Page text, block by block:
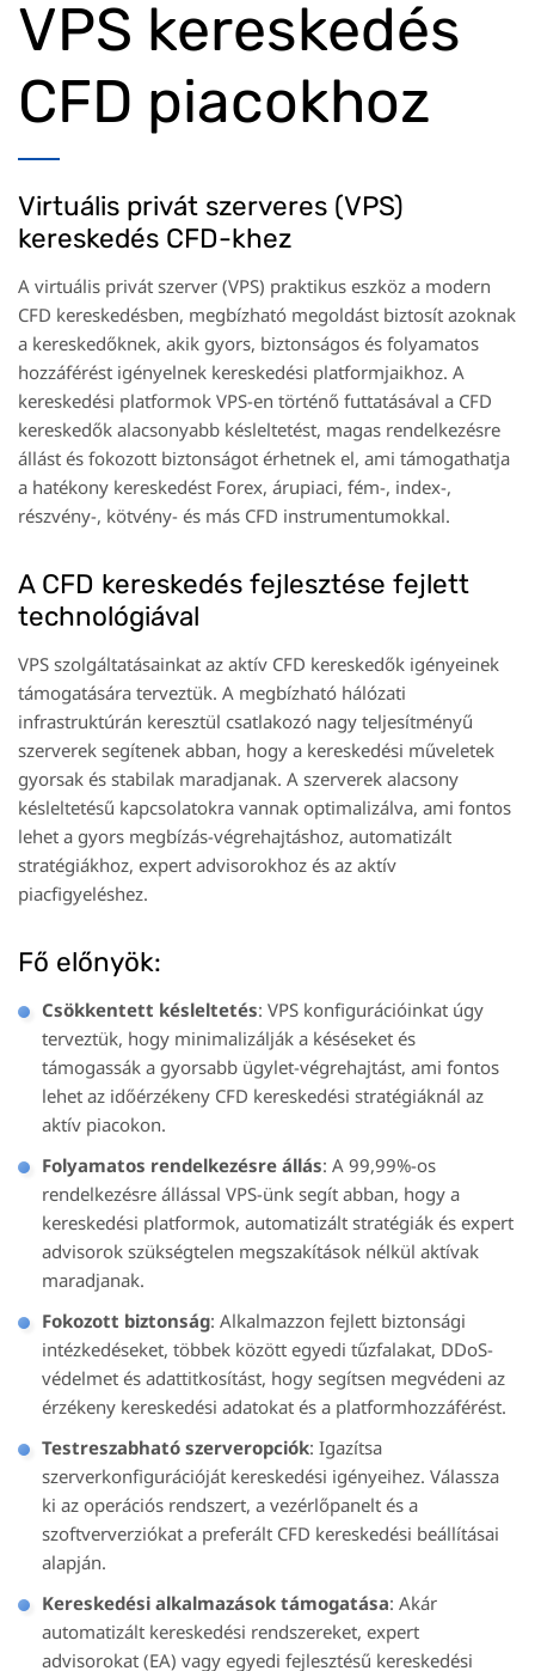
VPS kereskedés
CFD piacokhoz
Virtuális privát szerveres (VPS)
kereskedés CFD-khez
A virtuális privát szerver (VPS) praktikus eszköz a modern
CFD kereskedésben, megbízható megoldást biztosít azoknak
a kereskedőknek, akik gyors, biztonságos és folyamatos
hozzáférést igényelnek kereskedési platformjaikhoz. A
kereskedési platformok VPS-en történő futtatásával a CFD
kereskedők alacsonyabb késleltetést, magas rendelkezésre
állást és fokozott biztonságot érhetnek el, ami támogathatja
a hatékony kereskedést Forex, árupiaci, fém-, index-,
részvény-, kötvény- és más CFD instrumentumokkal.
A CFD kereskedés fejlesztése fejlett
technológiával
VPS szolgáltatásainkat az aktív CFD kereskedők igényeinek
támogatására terveztük. A megbízható hálózati
infrastruktúrán keresztül csatlakozó nagy teljesítményű
szerverek segítenek abban, hogy a kereskedési műveletek
gyorsak és stabilak maradjanak. A szerverek alacsony
késleltetésű kapcsolatokra vannak optimalizálva, ami fontos
lehet a gyors megbízás-végrehajtáshoz, automatizált
stratégiákhoz, expert advisorokhoz és az aktív
piacfigyeléshez.
Fő előnyök:
Csökkentett késleltetés: VPS konfigurációinkat úgy
terveztük, hogy minimalizálják a késéseket és
támogassák a gyorsabb ügylet-végrehajtást, ami fontos
lehet az időérzékeny CFD kereskedési stratégiáknál az
aktív piacokon.
Folyamatos rendelkezésre állás: A 99,99%-os
rendelkezésre állással VPS-ünk segít abban, hogy a
kereskedési platformok, automatizált stratégiák és expert
advisorok szükségtelen megszakítások nélkül aktívak
maradjanak.
Fokozott biztonság: Alkalmazzon fejlett biztonsági
intézkedéseket, többek között egyedi tűzfalakat, DDoS-
védelmet és adattitkosítást, hogy segítsen megvédeni az
érzékeny kereskedési adatokat és a platformhozzáférést.
Testreszabható szerveropciók: Igazítsa
szerverkonfigurációját kereskedési igényeihez. Válassza
ki az operációs rendszert, a vezérlőpanelt és a
szoftververziókat a preferált CFD kereskedési beállításai
alapján.
Kereskedési alkalmazások támogatása: Akár
automatizált kereskedési rendszereket, expert
advisorokat (EA) vagy egyedi fejlesztésű kereskedési